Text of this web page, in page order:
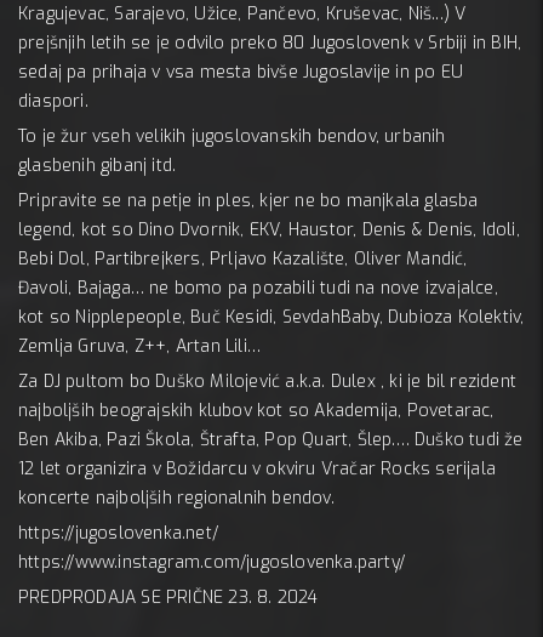
Kragujevac, Sarajevo, Užice, Pančevo, Kruševac, Niš...) V
prejšnjih letih se je odvilo preko 80 Jugoslovenk v Srbiji in BIH,
sedaj pa prihaja v vsa mesta bivše Jugoslavije in po EU
diaspori.
To je žur vseh velikih jugoslovanskih bendov, urbanih
glasbenih gibanj itd.
Pripravite se na petje in ples, kjer ne bo manjkala glasba
legend, kot so Dino Dvornik, EKV, Haustor, Denis & Denis, Idoli,
Bebi Dol, Partibrejkers, Prljavo Kazalište, Oliver Mandić,
Đavoli, Bajaga… ne bomo pa pozabili tudi na nove izvajalce,
kot so Nipplepeople, Buč Kesidi, SevdahBaby, Dubioza Kolektiv,
Zemlja Gruva, Z++, Artan Lili…
Za DJ pultom bo Duško Milojević a.k.a. Dulex , ki je bil rezident
najboljših beograjskih klubov kot so Akademija, Povetarac,
Ben Akiba, Pazi Škola, Štrafta, Pop Quart, Šlep…. Duško tudi že
12 let organizira v Božidarcu v okviru Vračar Rocks serijala
koncerte najboljših regionalnih bendov.
https://jugoslovenka.net/
https://www.instagram.com/jugoslovenka.party/
PREDPRODAJA SE PRIČNE 23. 8. 2024